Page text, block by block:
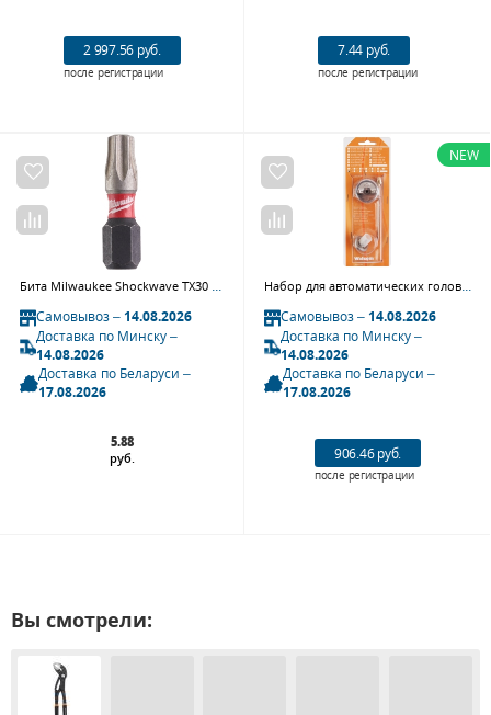
2 997.56 руб.
после регистрации
7.44 руб.
после регистрации
Самовывоз –14.08.2026
Доставка по Минску –
14.08.2026
Доставка по Беларуси –
17.08.2026
5.88
руб.
NEW
Самовывоз –14.08.2026
Доставка по Минску –
14.08.2026
Доставка по Беларуси –
17.08.2026
906.46 руб.
после регистрации
Вы смотрели: